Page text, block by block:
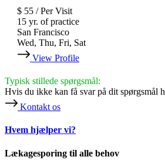
$ 55 / Per Visit
15 yr. of practice
San Francisco
Wed, Thu, Fri, Sat
View Profile
Typisk stillede spørgsmål:
Hvis du ikke kan få svar på dit spørgsmål
Kontakt os
Hvem hjælper vi?
Lækagesporing til alle behov